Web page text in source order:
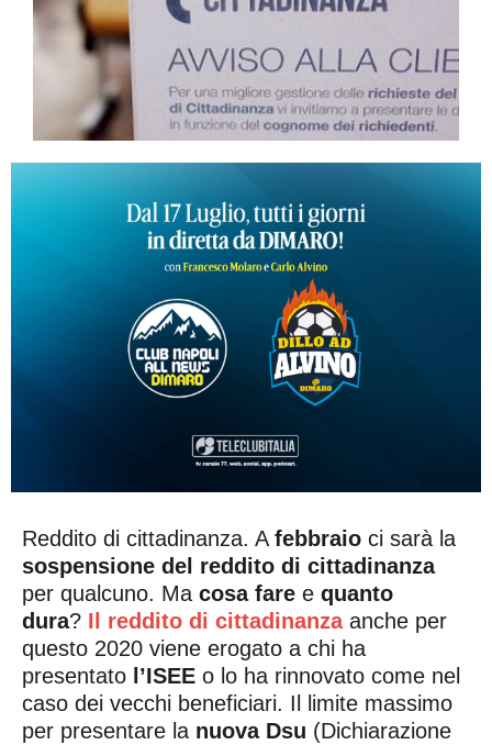
Reddito di cittadinanza. A febbraio ci sarà la
sospensione del reddito di cittadinanza
per qualcuno. Ma cosa fare e quanto
dura? Il reddito di cittadinanzaanche per
questo 2020 viene erogato a chi ha
presentato l’ISEE o lo ha rinnovato come nel
caso dei vecchi beneficiari. Il limite massimo
per presentare la nuova Dsu (Dichiarazione